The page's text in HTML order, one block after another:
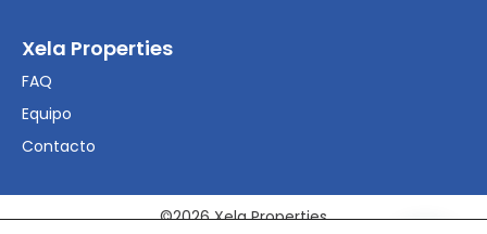
Xela Properties
FAQ
Equipo
Contacto
©2026 Xela Properties